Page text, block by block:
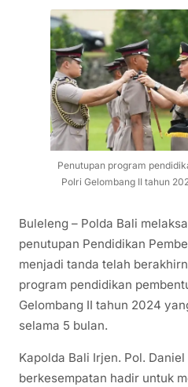
Penutupan program
Polri Gelombang II tahun
Buleleng – Polda Bali
penutupan Pendidikan
menjadi tanda telah
program pendidikan
Gelombang II tahun 2024
selama 5 bulan.
Kapolda Bali Irjen. Pol.
berkesempatan hadir untuk